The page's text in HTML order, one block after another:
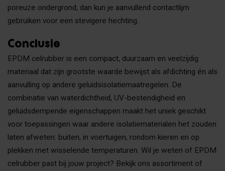
poreuze ondergrond, dan kun je aanvullend contactlijm
gebruiken voor een stevigere hechting.
Conclusie
EPDM celrubber is een compact, duurzaam en veelzijdig
materiaal dat zijn grootste waarde bewijst als afdichting én als
aanvulling op andere geluidsisolatiemaatregelen. De
combinatie van waterdichtheid, UV-bestendigheid en
geluidsdempende eigenschappen maakt het uniek geschikt
voor toepassingen waar andere isolatiematerialen het zouden
laten afweten: buiten, in voertuigen, rondom kieren en op
plekken met wisselende temperaturen. Wil je weten of EPDM
celrubber past bij jouw project? Bekijk ons assortiment of